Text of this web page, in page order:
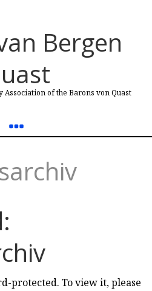
Bergen
of the Barons von Quast
protected. To view it, please